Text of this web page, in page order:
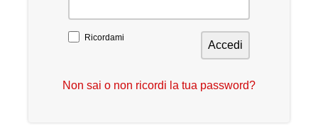
Ricordami
Non sai o non ricordi la tua password?